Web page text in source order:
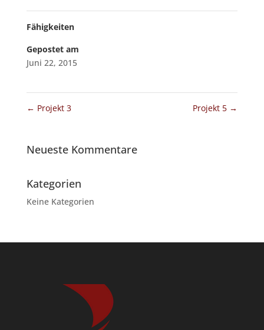
Fähigkeiten
Gepostet am
Juni 22, 2015
← Projekt 3 Projekt 5 →
Neueste Kommentare
Kategorien
Keine Kategorien